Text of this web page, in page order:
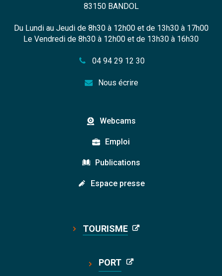
83150 BANDOL
Du Lundi au Jeudi de 8h30 à 12h00 et de 13h30 à 17h00
Le Vendredi de 8h30 à 12h00 et de 13h30 à 16h30
04 94 29 12 30
Nous écrire
Webcams
Emploi
Publications
Espace presse
TOURISME
PORT